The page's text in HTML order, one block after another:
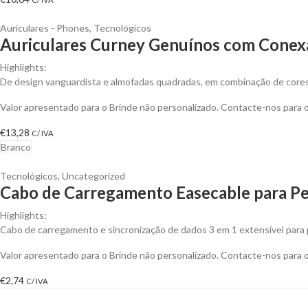
Auriculares - Phones, Tecnológicos
Auriculares Curney Genuínos com
Highlights:
De design vanguardista e almofadas quadradas, em combinação de
Valor apresentado para o Brinde não personalizado. Contacte-nos
€13,28 C/ IVA
Branco
Tecnológicos, Uncategorized
Cabo de Carregamento Easecable para
Highlights:
Cabo de carregamento e sincronização de dados 3 em 1 extensível para
Valor apresentado para o Brinde não personalizado. Contacte-nos
€2,74 C/ IVA